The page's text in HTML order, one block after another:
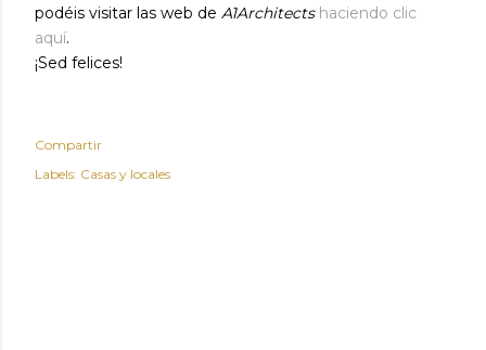
podéis visitar las web de A1Architects haciendo clic
aquí.
¡Sed felices!
Compartir
Labels: Casas y locales